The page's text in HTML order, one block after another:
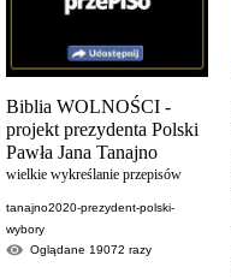
Biblia WOLNOŚCI -
projekt prezydenta Polski
Pawła Jana Tanajno
wielkie wykreślanie przepisów
tanajno2020-prezydent-polski-
wybory
Oglądane 19072 razy